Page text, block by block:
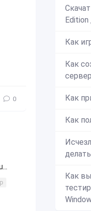
0
Edition
Как
Как
Как
Как
Как